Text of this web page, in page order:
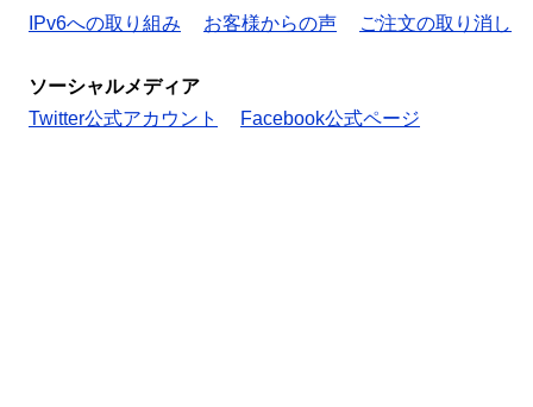
IPv6への取り組み
お客様からの声 ご注文の取り消し
ソーシャルメディア
Twitter公式アカウント
Facebook公式ページ